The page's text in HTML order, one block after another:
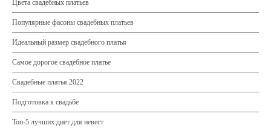
Цвета свадебных платьев
Популярные фасоны свадебных платьев
Идеальный размер свадебного платья
Самое дорогое свадебное платье
Свадебные платья 2022
Подготовка к свадьбе
Топ-5 лучших диет для невест